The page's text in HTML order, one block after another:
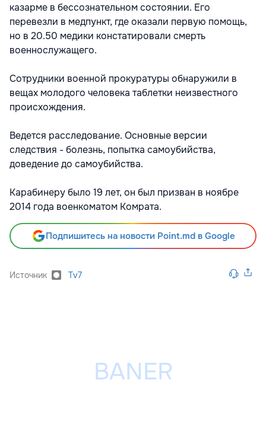
казарме в бессознательном состоянии. Его
перевезли в медпункт, где оказали первую помощь,
но в 20.50 медики констатировали смерть
военнослужащего.
Сотрудники военной прокуратуры обнаружили в
вещах молодого человека таблетки неизвестного
происхождения.
Ведется расследование. Основные версии
следствия - болезнь, попытка самоубийства,
доведение до самоубийства.
Карабинеру было 19 лет, он был призван в ноябре
2014 года военкоматом Комрата.
Подпишитесь на новости Point.md в Google
Источник Tv7